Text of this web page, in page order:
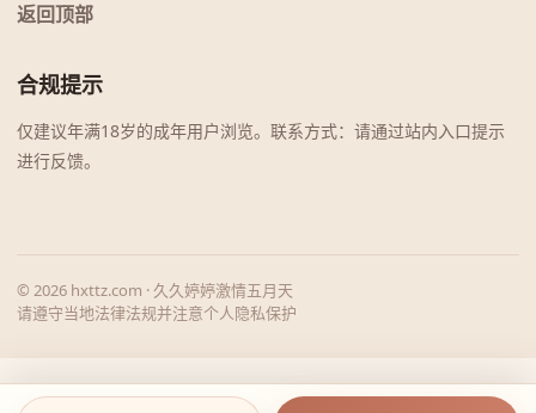
返回顶部
合规提示
仅建议年满18岁的成年用户浏览。联系方式：请通过站内入口提示
进行反馈。
© 2026 hxttz.com · 久久婷婷激情五月天
请遵守当地法律法规并注意个人隐私保护